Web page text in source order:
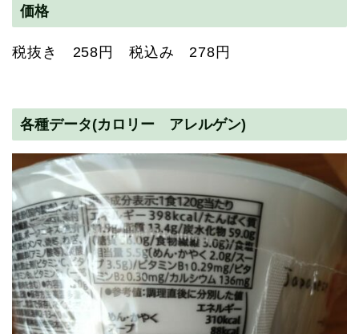
価格
税抜き 258円 税込み 278円
各種データ(カロリー アレルゲン)